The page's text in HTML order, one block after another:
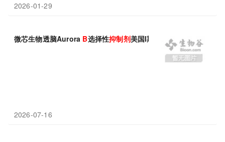
2026-01-29
微芯生物透脑Aurora B选择性抑制剂美国I期临床试验完成首例患
2026-07-16